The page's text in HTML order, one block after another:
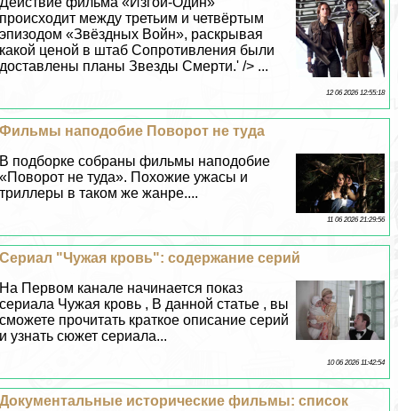
происходит между третьим и четвёртым
эпизодом «Звёздных Войн», раскрывая
какой ценой в штаб Сопротивления были
доставлены планы Звезды Cмepти.' /> ...
12 06 2026 12:55:18
Фильмы наподобие Поворот не туда
В подборке собраны фильмы наподобие
«Поворот не туда». Похожие ужасы и
триллеры в таком же жанре....
11 06 2026 21:29:56
Сериал "Чужая кровь": содержание серий
На Первом канале начинается показ
сериала Чужая кровь , В данной статье , вы
сможете прочитать краткое описание серий
и узнать сюжет сериала...
10 06 2026 11:42:54
Документальные исторические фильмы: список